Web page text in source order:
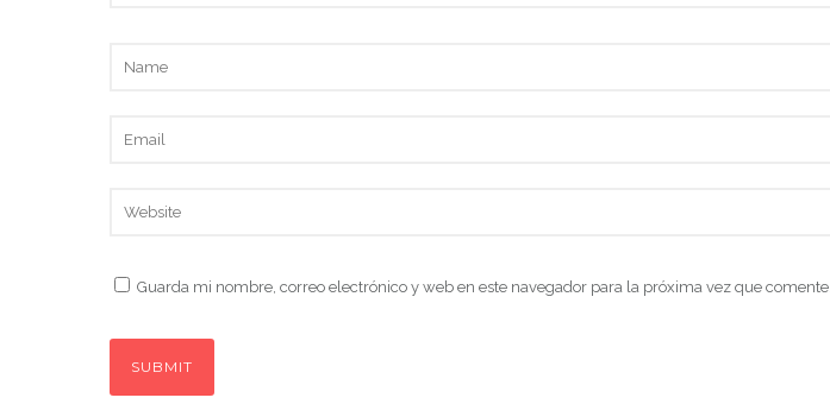
Guarda mi nombre, correo electrónico y web en este navegador para la próxima vez que comente.